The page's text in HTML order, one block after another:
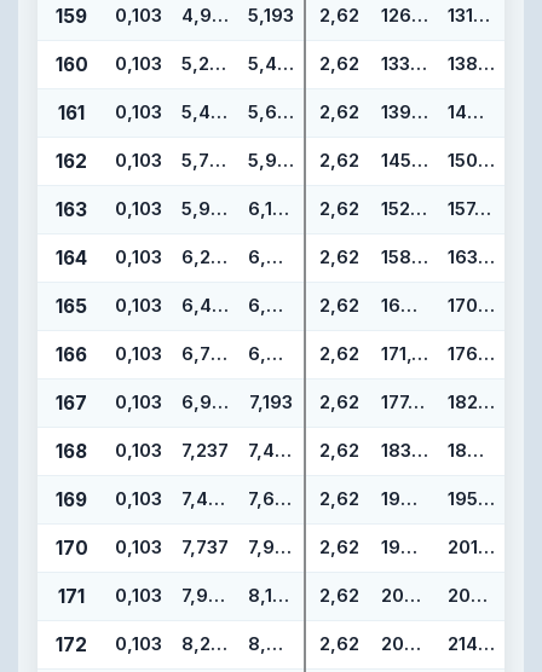
159 0,103 4,987 5,193 2,62 126,67 131,91
160 0,103 5,237 5,443 2,62 133,02 138,26
161 0,103 5,487 5,693 2,62 139,37 144,61
162 0,103 5,737 5,943 2,62 145,72 150,96
163 0,103 5,987 6,193 2,62 152,07 157,31
164 0,103 6,237 6,443 2,62 158,42 163,66
165 0,103 6,487 6,693 2,62 164,77 170,01
166 0,103 6,737 6,943 2,62 171,12 176,36
167 0,103 6,987 7,193 2,62 177,47 182,71
168 0,103 7,237 7,443 2,62 183,82 189,06
169 0,103 7,487 7,693 2,62 190,17 195,41
170 0,103 7,737 7,943 2,62 196,52 201,76
171 0,103 7,987 8,193 2,62 202,87 208,11
172 0,103 8,237 8,443 2,62 209,22 214,46